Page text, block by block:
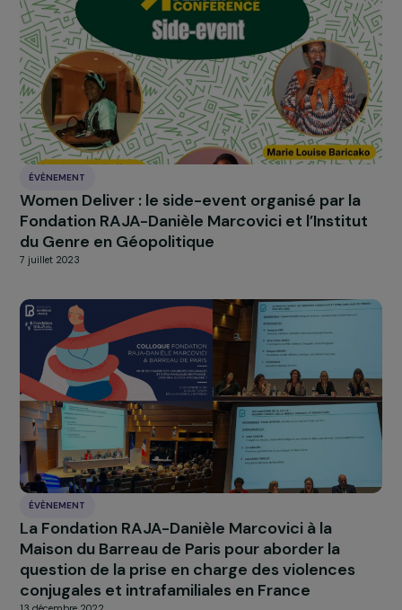
ÉVÈNEMENT
Genre et Climat : quels constats ? Quels
?
12 septembre 2023
ÉVÈNEMENT
Women Deliver : le side-event organisé par la
Fondation RAJA-Danièle Marcovici et
du Genre en Géopolitique
7 juillet 2023